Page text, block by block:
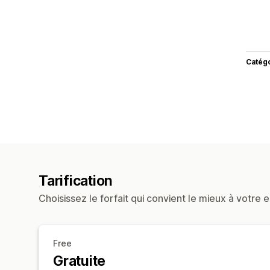
Tarification
Choisissez le forfait qui convient le mieux à votre
Free
Gratuite